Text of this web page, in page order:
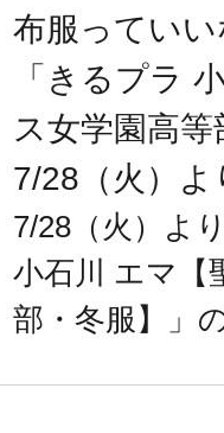
ています。
よっては着
さい。
イント】
園対応）」
ール服対応
スの頭部に
ています。
布服ってい
「きるプラ
ス女学園高
7/28（火）
7/28（火）よ
小石川 エマ【
部・冬服】」